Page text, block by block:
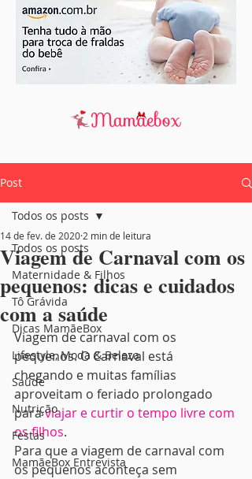
Post
Todos os posts
Maternidade & Filhos
Tô Grávida
Dicas MamãeBox
Lifestyle, Moda & Beleza
Saúde
Nutrição
Festas
MamãeBox Entrevista
Todos os posts
Viagem de Carnaval com os
pequenos: dicas e cuidados
com a saúde
14 de fev. de 2020 2 min de leitura
Viagem de carnaval com os
pequenos. O Carnaval está
chegando e muitas famílias
aproveitam o feriado prolongado
para viajar e curtir o tempo livre com
os filhos.
Para que a viagem de carnaval com
os pequenos aconteça sem